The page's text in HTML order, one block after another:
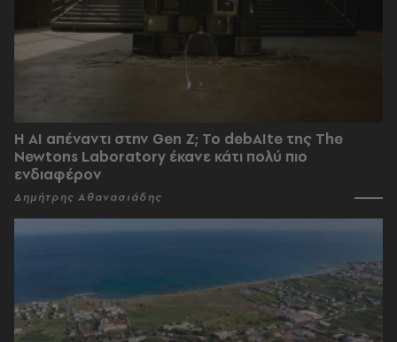
Η AI απέναντι στην Gen Z; Το debAIte της The
Newtons Laboratory έκανε κάτι πολύ πιο
ενδιαφέρον
Δημήτρης Αθανασιάδης